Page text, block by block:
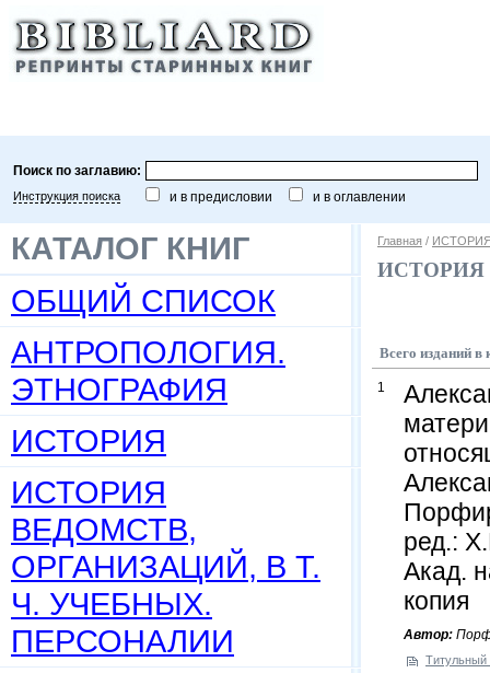
Поиск по заглавию:
Инструкция поиска и в предисловии и в оглавлении
КАТАЛОГ КНИГ
ОБЩИЙ СПИСОК
АНТРОПОЛОГИЯ.
ЭТНОГРАФИЯ
ИСТОРИЯ
ИСТОРИЯ
ВЕДОМСТВ,
ОРГАНИЗАЦИЙ, В Т.
Ч. УЧЕБНЫХ.
ПЕРСОНАЛИИ
Главная /
ИСТОРИЯ
Всего
1
ред.:
Акад.
копия
Автор:
Титульный